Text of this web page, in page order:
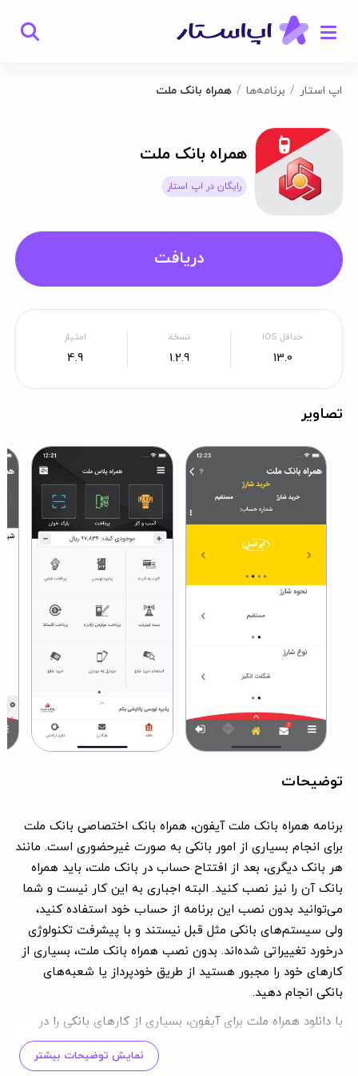
اپ استار برنامه‌ها همراه بانک ملت
همراه بانک ملت
رایگان در اپ استار
دریافت
حداقل iOS
13.0
نسخه
1.2.9
امتیاز
4.9
تصاویر
توضیحات
برنامه همراه بانک ملت آیفون، همراه بانک اختصاصی بانک ملت
برای انجام بسیاری از امور بانکی به صورت غیرحضوری است. مانند
هر بانک دیگری، بعد از افتتاح حساب در بانک ملت، باید همراه
بانک آن را نیز نصب کنید. البته اجباری به این کار نیست و شما
می‌توانید بدون نصب این برنامه از حساب خود استفاده کنید،
ولی سیستم‌های بانکی مثل قبل نیستند و با پیشرفت تکنولوژی
درخورد تغییراتی شده‌اند. بدون نصب همراه بانک ملت، بسیاری از
کارهای خود را مجبور هستید از طریق خودپرداز یا شعبه‌های
بانکی انجام دهید.
با دانلود همراه ملت برای آیفون، بسیاری از کارهای بانکی را در
عرض چند دقیقه با آیفونتان می‌توانید انجام دهید. در ادامه،
تجربه‌مان از ورود به برنامه تا استفاده از خدمات بانک ملت را
نمایش توضیحات بیشتر